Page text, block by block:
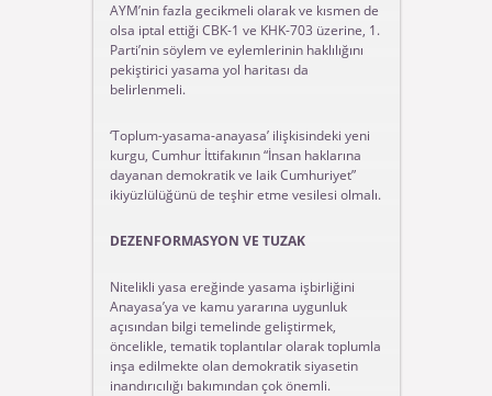
AYM’nin fazla gecikmeli olarak ve kısmen de
olsa iptal ettiği CBK-1 ve KHK-703 üzerine, 1.
Parti’nin söylem ve eylemlerinin haklılığını
pekiştirici yasama yol haritası da
belirlenmeli.
‘Toplum-yasama-anayasa’ ilişkisindeki yeni
kurgu, Cumhur İttifakının “İnsan haklarına
dayanan demokratik ve laik Cumhuriyet”
ikiyüzlülüğünü de teşhir etme vesilesi olmalı.
DEZENFORMASYON VE TUZAK
Nitelikli yasa ereğinde yasama işbirliğini
Anayasa’ya ve kamu yararına uygunluk
açısından bilgi temelinde geliştirmek,
öncelikle, tematik toplantılar olarak toplumla
inşa edilmekte olan demokratik siyasetin
inandırıcılığı bakımından çok önemli.